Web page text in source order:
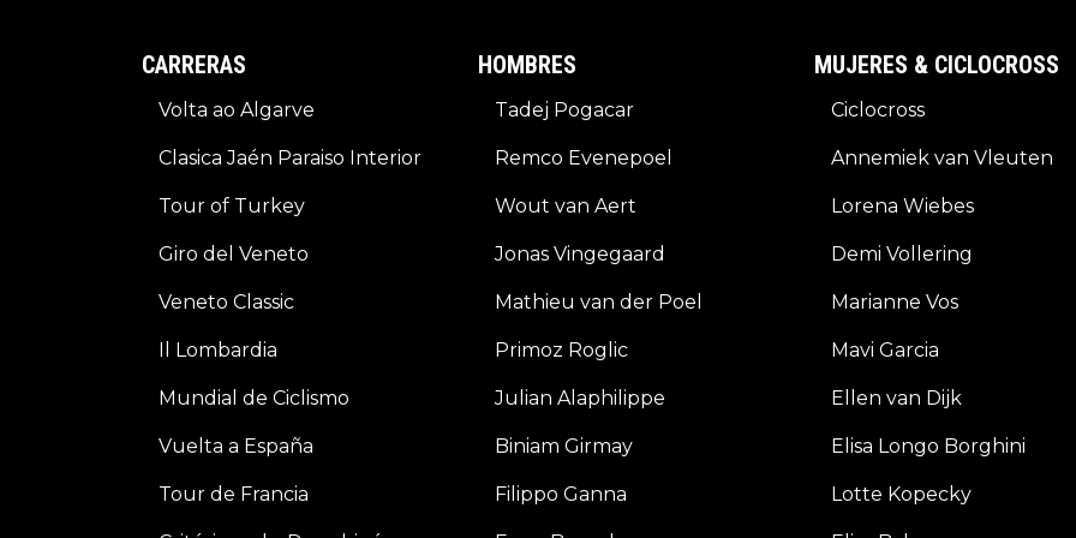
CARRERAS
Volta ao Algarve
Clasica Jaén Paraiso Interior
Tour of Turkey
Giro del Veneto
Veneto Classic
Il Lombardia
Mundial de Ciclismo
Vuelta a España
Tour de Francia
HOMBRES
Tadej Pogacar
Remco Evenepoel
Wout van Aert
Jonas Vingegaard
Mathieu van der Poel
Primoz Roglic
Julian Alaphilippe
Biniam Girmay
Filippo Ganna
MUJERES & CICLOCROSS
Ciclocross
Annemiek van Vleuten
Lorena Wiebes
Demi Vollering
Marianne Vos
Mavi Garcia
Ellen van Dijk
Elisa Longo Borghini
Lotte Kopecky